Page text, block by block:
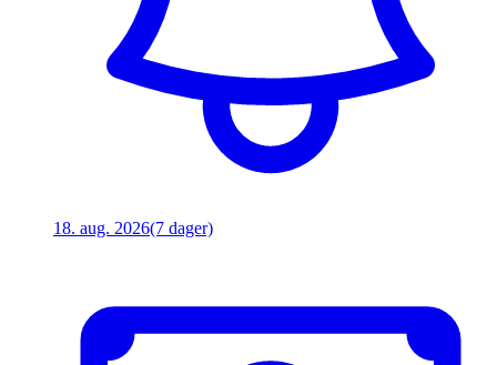
18. aug. 2026(7 dager)